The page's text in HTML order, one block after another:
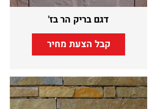
דגם בריק הר בז'
קבל הצעת מחיר